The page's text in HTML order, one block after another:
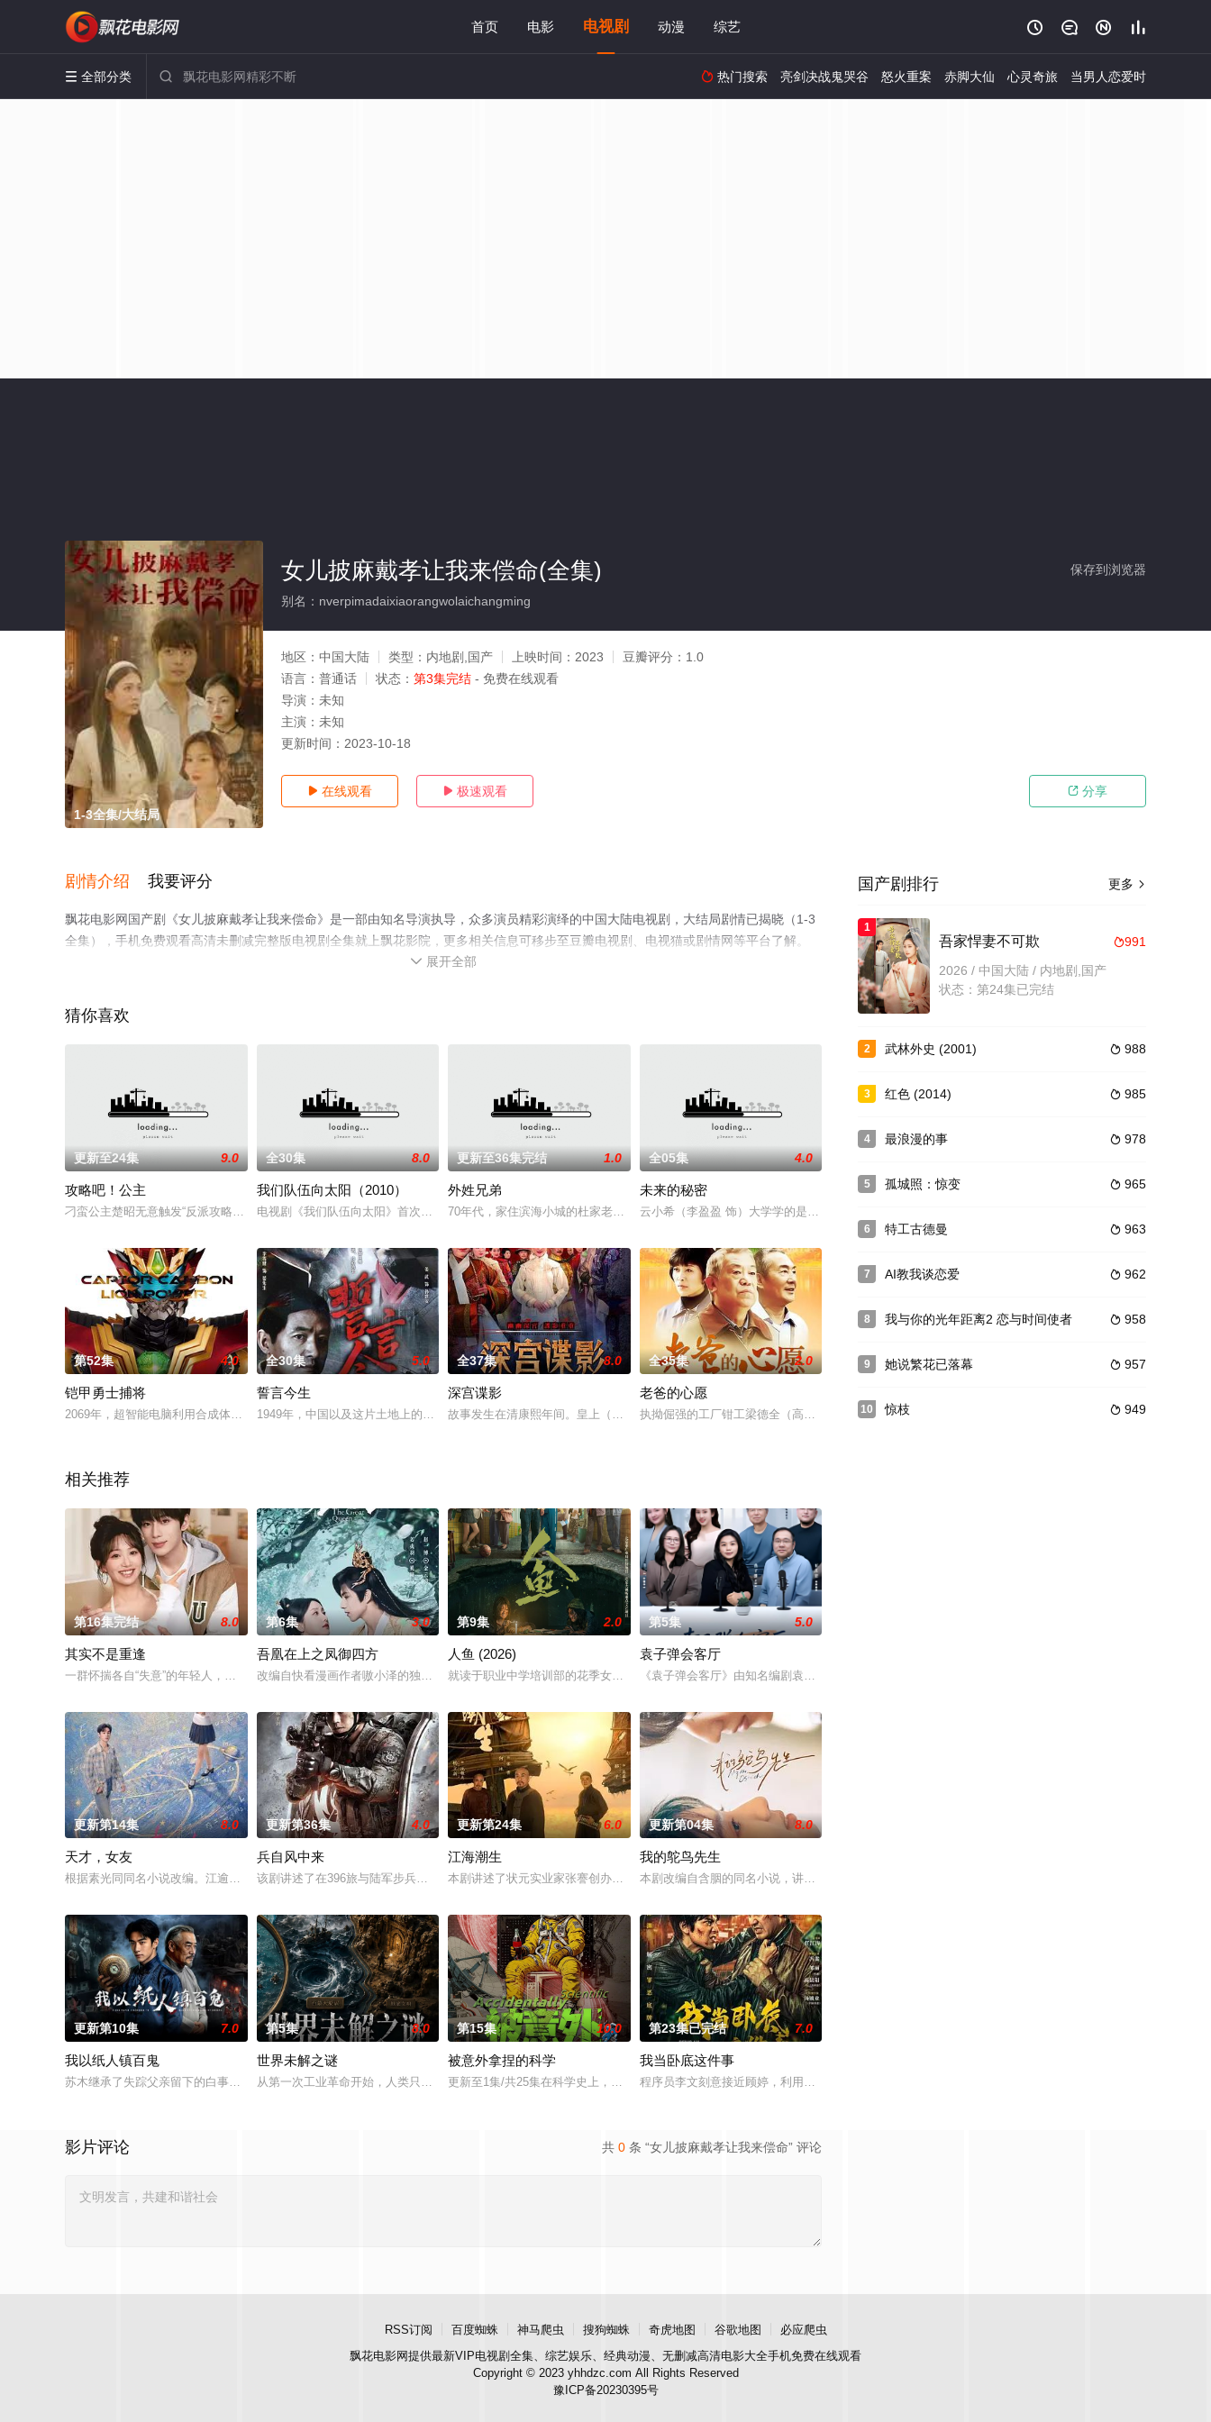
首页 电影 电视剧 动漫 综艺    
 全部分类   热门搜索 亮剑决战鬼哭谷 怒火重案 赤脚大仙 心灵奇旅 当男人恋爱时
1-3全集/大结局
保存到浏览器
女儿披麻戴孝让我来偿命(全集)
别名：nverpimadaixiaorangwolaichangming
地区： 中国大陆 类型： 内地剧,国产 上映时间： 2023 豆瓣评分： 1.0
语言： 普通话 状态： 第3集完结 - 免费在线观看
导演： 未知
主演： 未知
更新时间： 2023-10-18
 在线观看  极速观看  分享
剧情介绍 我要评分
飘花电影网国产剧《女儿披麻戴孝让我来偿命》是一部由知名导演执导，众多演员精彩演绎的中国大陆电视剧，大结局剧情已揭晓（1-3
全集），手机免费观看高清未删减完整版电视剧全集就上飘花影院，更多相关信息可移步至豆瓣电视剧、电视猫或剧情网等平台了解。
。
 展开全部
猜你喜欢
更新至24集 9.0
攻略吧！公主
刁蛮公主楚昭无意触发“反派攻略系统”，只有让仇敌邻国质子沈黎对自己的好感值达到一百才能成功活命。为了活下去，楚昭费尽心思完成系统发布的“爱情任务”
全30集 8.0
我们队伍向太阳（2010）
电视剧《我们队伍向太阳》首次将镜头对准了建国初期南下工作团西南征粮这段历史。身为四野侦查科科长的郑大，阴差阳错地被安排到南工团任分队副队长，与队长
更新至36集完结 1.0
外姓兄弟
70年代，家住滨海小城的杜家老爷子有四个女儿，除大女儿远嫁外地，老二美兰嫁给了本厂服务部刻名章的农民何德有，老三美霞违背老爷子意愿
全05集 4.0
未来的秘密
云小希（李盈盈 饰）大学学的是服装设计专业，拥有很强的业务能力。一次外出修补礼服的机会，偶遇大学
第52集 4.0
铠甲勇士捕将
2069年，超智能电脑利用合成体僵傀控制世界，遭到人类的抵抗，为了统治世界并管理人类，超智能电脑派遣无间妖与众僵傀回到2016年，收集人类的精神信
全30集 5.0
誓言今生
1949年，中国以及这片土地上的人民迎来了最为关键的一年。共产党势如破竹，在三大战役上接连取得胜利，国民党方面则溃不成军，抓紧一切时间抢夺物资，撤
全37集 8.0
深宫谍影
故事发生在清康熙年间。皇上（倪齐民 饰）本该临幸嫔妃紫荷，却鬼使神差让醉酒的康熙与以丹格格（甘婷婷 饰）缠绵在一起。十个月后，以丹产
全35集 2.0
老爸的心愿
执拗倔强的工厂钳工梁德全（高明 饰）不满胡干蛮干的目标项目，在与厂领导理论争执时病倒住进了医院，
相关推荐
第16集完结 8.0
其实不是重逢
一群怀揣各自“失意”的年轻人，在沿海小城南安相遇相知，他们决心各展所长创办旅行社。他们以当地的特色人文与美食为引，用真诚与创意打动游客。尽管在创业
第6集 3.0
吾凰在上之凤御四方
改编自快看漫画作者嗷小泽的独家连载漫画《吾凰在上》。
第9集 2.0
人鱼 (2026)
就读于职业中学培训部的花季女生苏琳（黄杨钿甜 饰），虽自小被父母忽视，在艰苦环境中长大，但她始终刻苦学习，憧憬未来。为此，苏琳苦练
第5集 5.0
袁子弹会客厅
《袁子弹会客厅》由知名编剧袁子弹担任主持人，每期邀请不同领域的重磅嘉宾展开深度对话。节目聚焦青
更新第14集 8.0
天才，女友
根据素光同同名小说改编。江逾白长大以后，林知夏忽然对他说：“江逾白，我喜欢你，哲学和生物学意义上的喜欢。”那个夜晚，他脸颊微热，还听见自己加速的心
更新第36集 4.0
兵自风中来
该剧讲述了在396旅与陆军步兵学院联合举办的小型军事演习中，郭子剑因不满演习流于形式，假传指令要求真打实抗，虽引发哗然，却获赏识调任396旅一营营
更新第24集 6.0
江海潮生
本剧讲述了状元实业家张謇创办大生企业，实业报国的故事。甲午战争后，国家蒙羞，张謇虽高中状元，却渴望寻求强国之路。他毅然弃政从商，
更新第04集 8.0
我的鸵鸟先生
本剧改编自含胭的同名小说，讲述了邻家女孩庞倩（苏晓彤 饰）与童年时因一场意外落下身体残缺的少年顾
更新第10集 7.0
我以纸人镇百鬼
苏木继承了失踪父亲留下的白事馆，本想低调扎纸维生，却因一具流血的新娘纸人卷入了一场跨越十年的惊天阴谋。这纸人身上，竟贴着父亲消失前的绝命符箓。为了
第5集 8.0
世界未解之谜
从第一次工业革命开始，人类只用了两百多年，就把世界彻底改写。 我们把机器送进工厂，把信号送上太空，也把目光投向更远的宇宙。 也许在不久的将来，人类
第15集 10.0
被意外拿捏的科学
更新至1集/共25集在科学史上，许多改变世界的重大发现与发明，其实都源于一场场美丽的“意外”——青霉素的诞生来自一碟发霉的培养皿，微波炉
第23集已完结 7.0
我当卧底这件事
程序员李文刻意接近顾婷，利用顾炎女儿奴的属性，请求老炮儿顾炎带自己用程序员身份卧底电诈集团以求查
共 0 条 “女儿披麻戴孝让我来偿命” 评论
影片评论
更多 
国产剧排行
1
991
吾家悍妻不可欺
2026 / 中国大陆 / 内地剧,国产
状态：第24集已完结
2  988
武林外史 (2001)
3  985
红色 (2014)
4  978
最浪漫的事
5  965
孤城照：惊变
6  963
特工古德曼
7  962
AI教我谈恋爱
8  958
我与你的光年距离2 恋与时间使者
9  957
她说繁花已落幕
10  949
惊枝
RSS订阅 百度蜘蛛 神马爬虫 搜狗蜘蛛 奇虎地图 谷歌地图
必应爬虫
飘花电影网提供最新VIP电视剧全集、综艺娱乐、经典动漫、无删减高清电影大全手机免费在线观看
Copyright © 2023 yhhdzc.com All Rights Reserved
豫ICP备20230395号